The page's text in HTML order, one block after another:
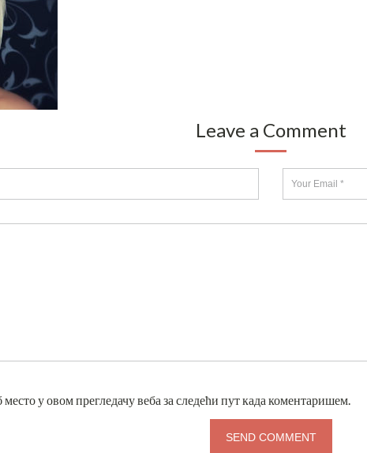
Leave a Comment
у овом прегледачу веба за следећи пут када коментаришем.